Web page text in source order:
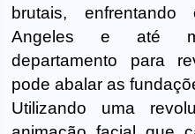
brutais,
Angeles e até
departamento para
pode abalar as
Utilizando uma